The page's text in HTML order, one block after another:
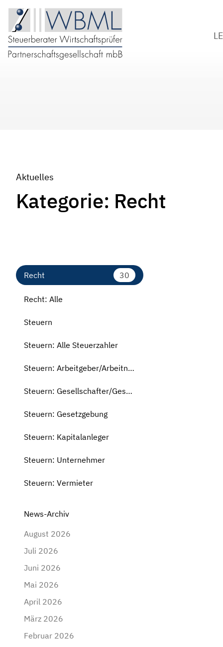
Aktuelles
Kategorie: Recht
Recht 30
Recht: Alle
Steuern
Steuern: Alle Steuerzahler
Steuern: Arbeitgeber/Arbeitnehmer
Steuern: Gesellschafter/Geschäftsführer
Steuern: Gesetzgebung
Steuern: Kapitalanleger
Steuern: Unternehmer
Steuern: Vermieter
News-Archiv
August 2026
Juli 2026
Juni 2026
Mai 2026
April 2026
März 2026
Februar 2026